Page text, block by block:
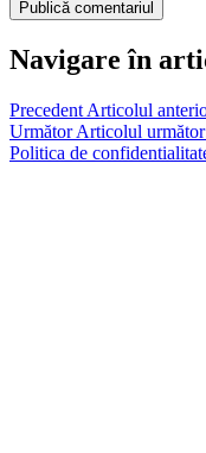
Navigare în
Precedent Articolul
Următor Articolul
Politica de